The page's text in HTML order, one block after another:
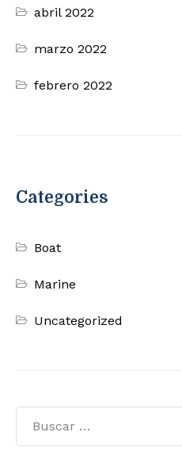
abril 2022
marzo 2022
febrero 2022
Categories
Boat
Marine
Uncategorized